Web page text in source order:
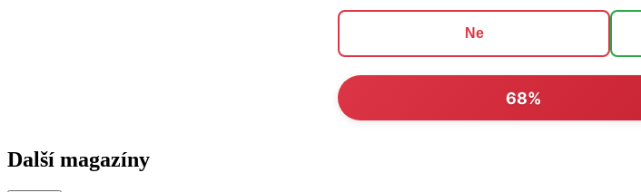
Ne
68%
Další magazíny